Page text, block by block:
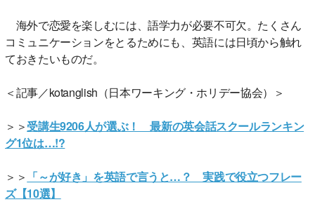
海外で恋愛を楽しむには、語学力が必要不可欠。たくさん
コミュニケーションをとるためにも、英語には日頃から触れ
ておきたいものだ。
＜記事／kotanglish（日本ワーキング・ホリデー協会）＞
＞＞受講生9206人が選ぶ！ 最新の英会話スクールランキン
グ1位は…!?
＞＞ 「～が好き」を英語で言うと…？ 実践で役立つフレー
ズ【10選】